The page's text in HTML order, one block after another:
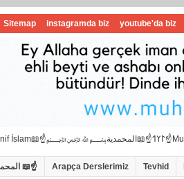
Sitemap instagramda biz youtube'da biz
Muhammediyye☝📖 المحمية 📖☝ Arapça Derslerimiz Tevhid